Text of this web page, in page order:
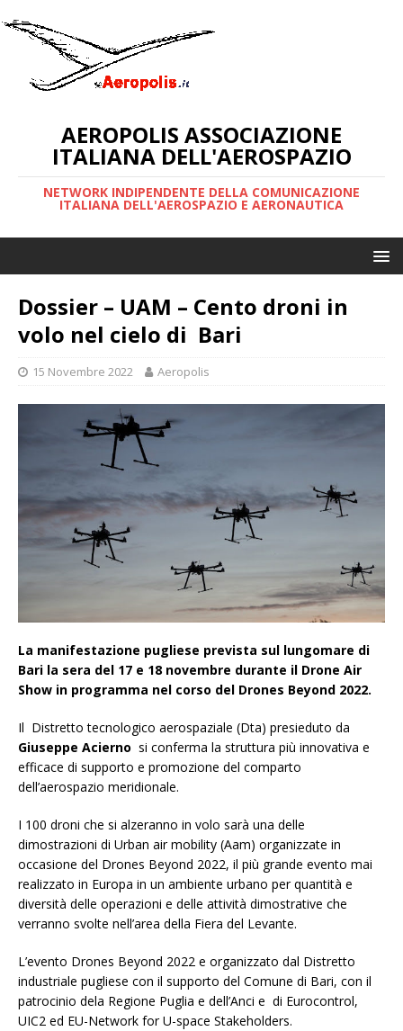
AEROPOLIS ASSOCIAZIONE
ITALIANA DELL'AEROSPAZIO
NETWORK INDIPENDENTE DELLA COMUNICAZIONE
ITALIANA DELL'AEROSPAZIO E AERONAUTICA
Dossier – UAM – Cento droni in
volo nel cielo di Bari
15 Novembre 2022 Aeropolis
La manifestazione pugliese prevista sul lungomare di
Bari la sera del 17 e 18 novembre durante il Drone Air
Show in programma nel corso del Drones Beyond 2022.
Il Distretto tecnologico aerospaziale (Dta) presieduto da
Giuseppe Acierno si conferma la struttura più innovativa e
efficace di supporto e promozione del comparto
dell’aerospazio meridionale.
I 100 droni che si alzeranno in volo sarà una delle
dimostrazioni di Urban air mobility (Aam) organizzate in
occasione del Drones Beyond 2022, il più grande evento mai
realizzato in Europa in un ambiente urbano per quantità e
diversità delle operazioni e delle attività dimostrative che
verranno svolte nell’area della Fiera del Levante.
L’evento Drones Beyond 2022 e organizzato dal Distretto
industriale pugliese con il supporto del Comune di Bari, con il
patrocinio dela Regione Puglia e dell’Anci e di Eurocontrol,
UIC2 ed EU-Network for U-space Stakeholders.